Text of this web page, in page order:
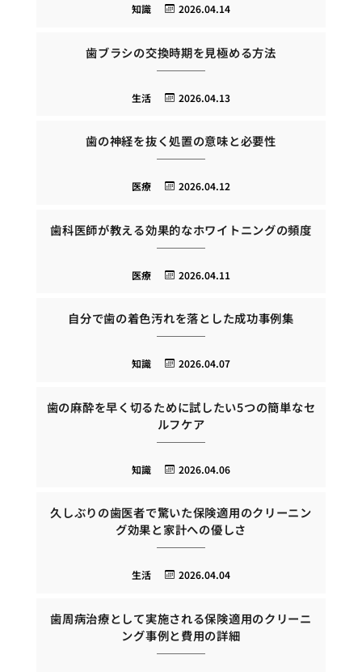
2026.04.14
知識
歯ブラシの交換時期を見極める方法
2026.04.13
生活
歯の神経を抜く処置の意味と必要性
2026.04.12
医療
歯科医師が教える効果的なホワイトニングの頻度
2026.04.11
医療
自分で歯の着色汚れを落とした成功事例集
2026.04.07
知識
歯の麻酔を早く切るために試したい5つの簡単なセ
ルフケア
2026.04.06
知識
久しぶりの歯医者で驚いた保険適用のクリーニン
グ効果と家計への優しさ
2026.04.04
生活
歯周病治療として実施される保険適用のクリーニ
ング事例と費用の詳細